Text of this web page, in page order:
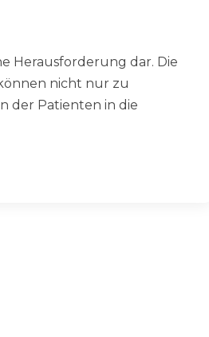
Herausforderung dar. Die
nicht nur zu
der Patienten in die